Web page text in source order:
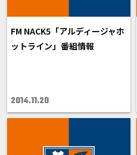
FM NACK5「アルディージャホ
ットライン」番組情報
2014.11.20